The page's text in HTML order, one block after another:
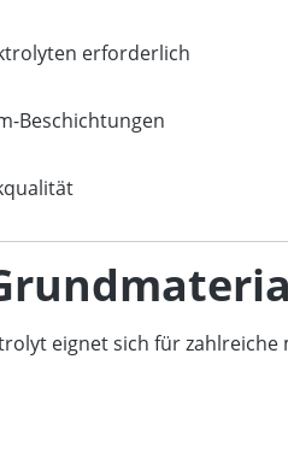
erforderlich
Beschichtungen
eignet sich für